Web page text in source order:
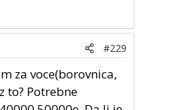
#229
za voce(borovnica,
to? Potrebne